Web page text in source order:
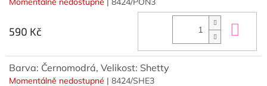
590 Kč
Barva: Černomodrá, Velikost: Shetty
Momentálně nedostupné | 8424/SHE3